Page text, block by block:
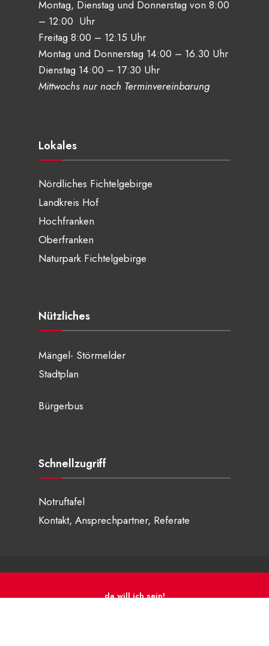
Montag, Dienstag und Donnerstag von 8:00
– 12:00 Uhr
Freitag 8:00 – 12:15 Uhr
Montag und Donnerstag 14:00 – 16.30 Uhr
Dienstag 14:00 – 17:30 Uhr
Mittwochs nur nach Terminvereinbarung
Lokales
Nördliches Fichtelgebirge
Landkreis Hof
Hochfranken
Oberfranken
Naturpark Fichtelgebirge
Nützliches
Mängel- Störmelder
Stadtplan
Bürgerbus
Schnellzugriff
Notruftafel
Kontakt, Ansprechpartner, Referate
da will ich sein!